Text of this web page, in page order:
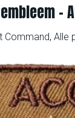
–
Command, Alle